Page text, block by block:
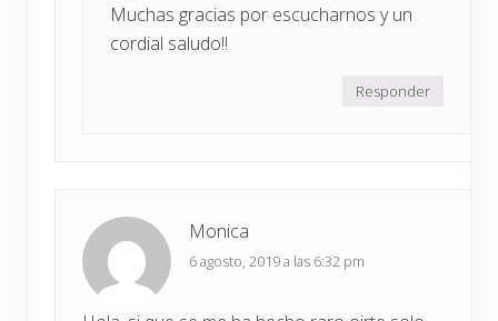
Muchas gracias por escucharnos y un
cordial saludo!!
Responder
Monica
6 agosto, 2019 a las 6:32 pm